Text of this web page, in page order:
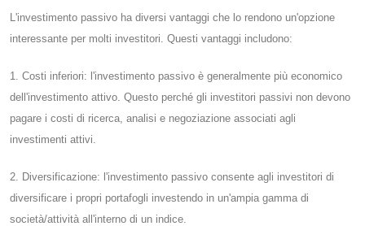
L'investimento passivo ha diversi vantaggi che lo rendono un'opzione
interessante per molti investitori. Questi vantaggi includono:
1. Costi inferiori: l'investimento passivo è generalmente più economico
dell'investimento attivo. Questo perché gli investitori passivi non devono
pagare i costi di ricerca, analisi e negoziazione associati agli
investimenti attivi.
2. Diversificazione: l'investimento passivo consente agli investitori di
diversificare i propri portafogli investendo in un'ampia gamma di
società/attività all'interno di un indice.